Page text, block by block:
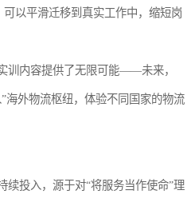
以平滑迁移到真实工作中，缩短岗
训内容提供了无限可能——未来，
海外物流枢纽，体验不同国家的物流
续投入，源于对“将服务当作使命”理